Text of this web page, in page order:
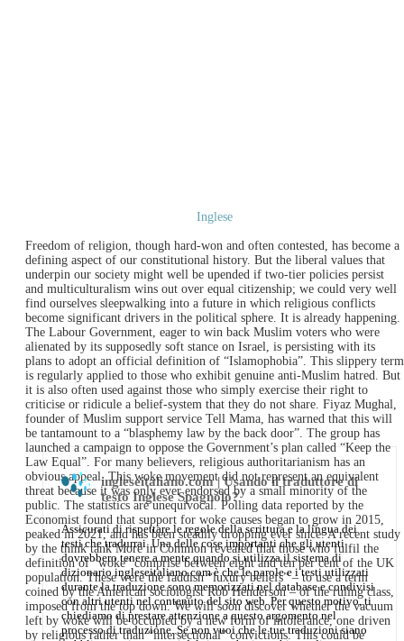
Inglese
Freedom of religion, though hard-won and often contested, has become a
defining aspect of our constitutional history. But the liberal values that
underpin our society might well be upended if two-tier policies persist
and multiculturalism wins out over equal citizenship; we could very well
find ourselves sleepwalking into a future in which religious conflicts
become significant drivers in the political sphere. It is already happening.
The Labour Government, eager to win back Muslim voters who were
alienated by its supposedly soft stance on Israel, is persisting with its
plans to adopt an official definition of “Islamophobia”. This slippery term
is regularly applied to those who exhibit genuine anti-Muslim hatred. But
it is also often used against those who simply exercise their right to
criticise or ridicule a belief-system that they do not share. Fiyaz Mughal,
founder of Muslim support service Tell Mama, has warned that this will
be tantamount to a “blasphemy law by the back door”. The group has
launched a campaign to oppose the Government’s plan called “Keep the
Law Equal”. For many believers, religious authoritarianism has an
obvious appeal. This woke movement did not represent an equivalent
threat because it was only ever endorsed by a small minority of the
public. The statistics are unequivocal. Polling data reported by the
Economist found that support for woke causes began to grow in 2015,
peaked in 2021, and has been steadily dropping ever since. A recent study
by the think tank More in Common revealed that those who fulfil the
definition of “woke” comprise between eight and ten per cent of the UK
population. These were the faddish “luxury beliefs” – to use a term
coined by the American sociologist Rob Henderson – of the ruling class,
imposed from the top down. We will soon discover whether the vacuum
left by woke will be occupied by a new form of intolerance, one driven
by religious rather than “intersectional” convictions. This could be
ingleseitaliano.com | Usando il traduttore di
testo Inglese Spagnolo?
Assicurati di rispettare le regole della scrittura e la lingua dei
testi che tradurrai. Una delle cose importanti che gli utenti
dovrebbero tenere a mente quando si utilizza il sistema di
dizionario ingleseitaliano.com è che le parole e i testi utilizzati
durante la traduzione sono memorizzati nel database e condivisi
con altri utenti nel contenuto del sito web. Per questo motivo, ti
chiediamo di prestare attenzione a questo argomento nel
processo di traduzione. Se non vuoi che le tue traduzioni siano